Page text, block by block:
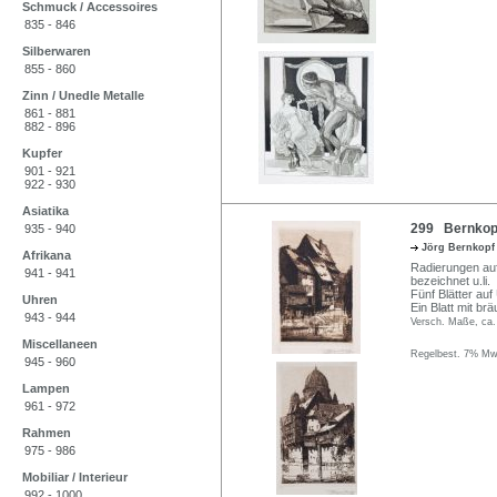
Schmuck / Accessoires
835 - 846
Silberwaren
855 - 860
Zinn / Unedle Metalle
861 - 881
882 - 896
Kupfer
901 - 921
922 - 930
Asiatika
935 - 940
Afrikana
941 - 941
Uhren
943 - 944
Miscellaneen
945 - 960
Lampen
961 - 972
Rahmen
975 - 986
Mobiliar / Interieur
299
Jörg Bernkopf
Radierungen
bezeichnet u.li.
Fünf Blätter
Ein Blatt mit
Versch. Maße,
Regelbest. 7%